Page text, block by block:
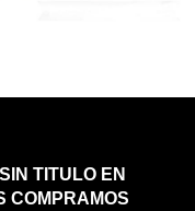
TITULO EN
COMPRAMOS